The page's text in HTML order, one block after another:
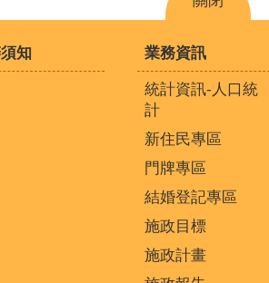
知 業務資訊
統計資訊-人口統
計
新住民專區
門牌專區
結婚登記專區
施政目標
施政計畫